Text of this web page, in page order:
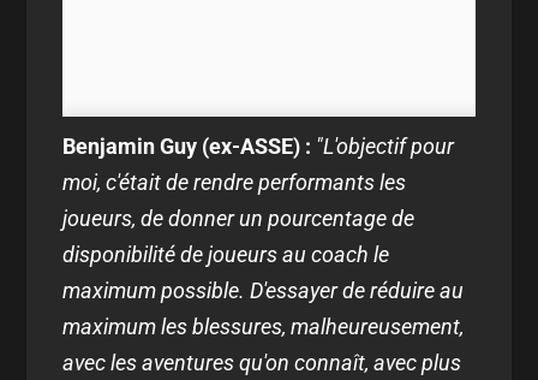
Benjamin Guy (ex-ASSE) : "L'objectif pour
moi, c'était de rendre performants les
joueurs, de donner un pourcentage de
disponibilité de joueurs au coach le
maximum possible. D'essayer de réduire au
maximum les blessures, malheureusement,
avec les aventures qu'on connaît, avec plus